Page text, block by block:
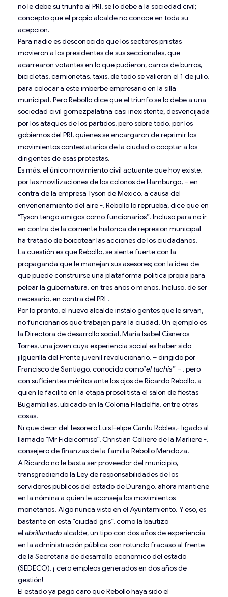
no le debe su triunfo al PRI, se lo debe a la sociedad civil;
concepto que el propio alcalde no conoce en toda su
acepción.
Para nadie es desconocido que los sectores priístas
movieron a los presidentes de sus seccionales, que
acarrearon votantes en lo que pudieron; carros de burros,
bicicletas, camionetas, taxis, de todo se valieron el 1 de julio,
para colocar a este imberbe empresario en la silla
municipal. Pero Rebollo dice que el triunfo se lo debe a una
sociedad civil gómezpalatina casi inexistente; desvencijada
por los ataques de los partidos, pero sobre todo, por los
gobiernos del PRI, quienes se encargaron de reprimir los
movimientos contestatarios de la ciudad o cooptar a los
dirigentes de esas protestas.
Es más, el único movimiento civil actuante que hoy existe,
por las movilizaciones de los colonos de Hamburgo, – en
contra de la empresa Tyson de México, a causa del
envenenamiento del aire -, Rebollo lo reprueba; dice que en
“Tyson tengo amigos como funcionarios”. Incluso para no ir
en contra de la corriente histórica de represión municipal
ha tratado de boicotear las acciones de los ciudadanos.
La cuestión es que Rebollo, se siente fuerte con la
propaganda que le manejan sus asesores; con la idea de
que puede construirse una plataforma política propia para
pelear la gubernatura, en tres años o menos. Incluso, de ser
necesario, en contra del PRI .
Por lo pronto, el nuevo alcalde instaló gentes que le sirvan,
no funcionarios que trabajen para la ciudad. Un ejemplo es
la Directora de desarrollo social, María Isabel Cisneros
Torres, una joven cuya experiencia social es haber sido
jilguerilla del Frente juvenil revolucionario, – dirigido por
Francisco de Santiago, conocido como”el tachis” – , pero
con suficientes méritos ante los ojos de Ricardo Rebollo, a
quien le facilitó en la etapa proselitista el salón de fiestas
Bugambilias, ubicado en la Colonia Filadelfia, entre otras
cosas.
Ni que decir del tesorero Luís Felipe Cantú Robles,- ligado al
llamado “Mr Fideicomiso”, Christian Colliere de la Marliere -,
consejero de finanzas de la familia Rebollo Mendoza.
A Ricardo no le basta ser proveedor del municipio,
transgrediendo la Ley de responsabilidades de los
servidores públicos del estado de Durango, ahora mantiene
en la nómina a quien le aconseja los movimientos
monetarios. Algo nunca visto en el Ayuntamiento. Y eso, es
bastante en esta “ciudad gris”, como la bautizó
el abrillantadoalcalde; un tipo con dos años de experiencia
en la administración pública con rotundo fracaso al frente
de la Secretaría de desarrollo económico del estado
(SEDECO), ¡ cero empleos generados en dos años de
gestión!
El estado ya pagó caro que Rebollo haya sido el